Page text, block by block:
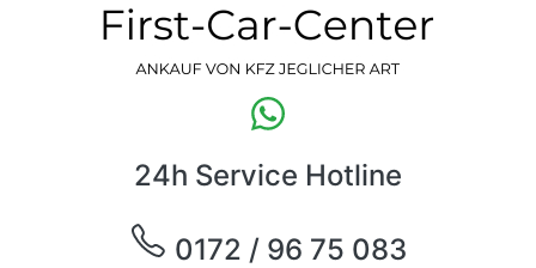
24h Service Hotline
0172 / 96 75 083